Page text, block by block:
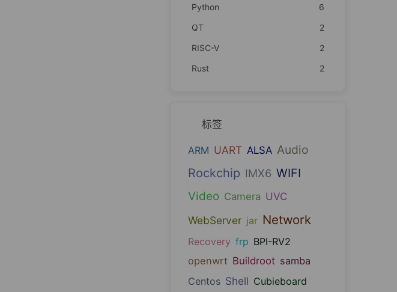
Python
6
QT
2
RISC-V
2
Rust
2
标签
ARM UART ALSA Audio
Rockchip IMX6 WIFI
Video Camera UVC
WebServer jar Network
Recovery frp BPI-RV2
openwrt Buildroot samba
Centos Shell Cubieboard